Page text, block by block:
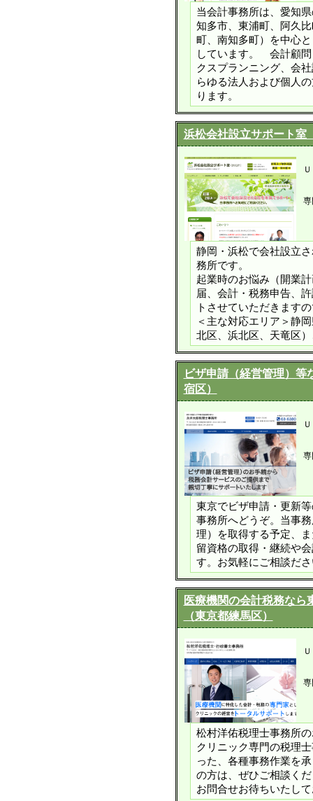
当会計事務所は、愛知
知多市、東浦町、阿久
町、南知多町）を中心
しています。 会計顧問
クスプランニング、会
らゆる法人および個人
ります。
浜松会社設立サポート室
専
静岡・浜松で会社設立
務所です。
起業時のお悩み（開業
届、会計・税務申告、
トさせていただきます
＜主な対応エリア＞静
北区、浜北区、天竜区
ビザ申請（経営管理）等
宿区）
専
東京でビザ申請・更新
事務所へどうぞ。当事
理）を取得する予定、
留資格の取得・継続や
す。お気軽にご相談だ
医療機関の会計税務なら
（東京都練馬区）
専
松村洋佑税理士事務所
クリニック専門の税理
った、各種事務作業を
の方は、ぜひご相談く
お問合せお待ちいたし